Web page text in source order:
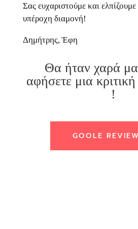
Σας ευχαριστούμε και ελπίζουμε
υπέροχη διαμονή!
Δημήτρης, Έφη
Θα ήταν χαρά
αφήσετε μια
!
GOOLE REVIEW